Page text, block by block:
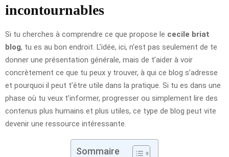
incontournables
Si tu cherches à comprendre ce que propose le cecile briat
blog, tu es au bon endroit. L’idée, ici, n’est pas seulement de te
donner une présentation générale, mais de t’aider à voir
concrètement ce que tu peux y trouver, à qui ce blog s’adresse
et pourquoi il peut t’être utile dans la pratique. Si tu es dans une
phase où tu veux t’informer, progresser ou simplement lire des
contenus plus humains et plus utiles, ce type de blog peut vite
devenir une ressource intéressante.
Sommaire